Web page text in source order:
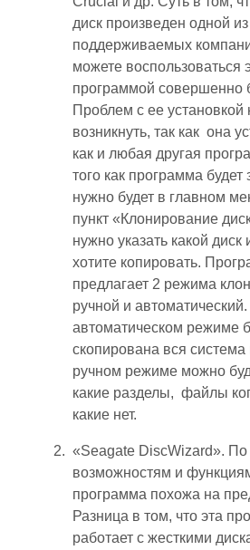
диск произведен одной из
поддерживаемых
можете воспользоваться
программой совершенно
Проблем с ее
возникнуть, так как она
как и любая другая
того как программа будет
нужно будет в главном
пункт «Клонирование
нужно указать какой диск
хотите копировать.
предлагает 2 режима
ручной и
автоматическом режиме
скопирована вся
ручном режиме можно
какие разделы, файлы
какие нет.
«Seagate DiscWizard». По
возможностям и
программа похожа на
Разница в том, что эта
работает с жесткими